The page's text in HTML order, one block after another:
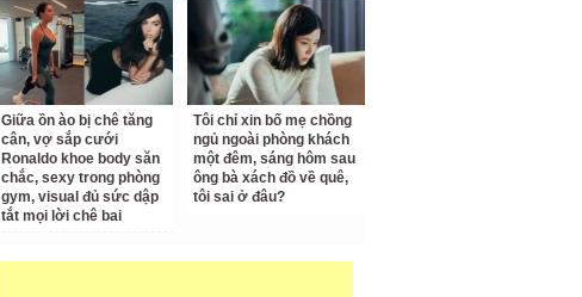
Giữa ồn ào bị chê tăng
cân, vợ sắp cưới
Ronaldo khoe body săn
chắc, sexy trong phòng
gym, visual đủ sức dập
tắt mọi lời chê bai
Tôi chỉ xin bố mẹ chồng
ngủ ngoài phòng khách
một đêm, sáng hôm sau
ông bà xách đồ về quê,
tôi sai ở đâu?